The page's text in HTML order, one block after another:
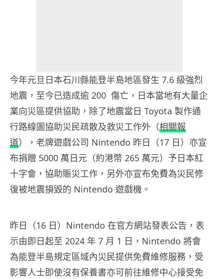
今年元旦日本石川縣能登半島地區發生 7.6 級強烈
地震，至今已造成逾 200 傷亡，日本當地有大量企
業向災區提供協助，除了地震當日 Toyota 製作通
行路線圖協助災民疏散及救災工作外（相關報
道），老牌遊戲公司 Nintendo 昨日（17 日）亦宣
布捐贈 5000 萬日元（約港幣 265 萬元）予日本紅
十字會，協助賑災工作，另外亦宣布免費為災民修
復被地震損毀的 Nintendo 遊戲機。
昨日（16 日）Nintendo 在官方網站發表公告，表
示由即日起至 2024 年 7 月 1 日，Nintendo 將會
為能登半島規定區域內災民提供免費維修服務，受
影響人士即使沒有保養書亦可前往維修中心接受免